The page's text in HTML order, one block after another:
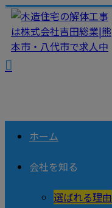
ホーム
会社を知る
選ばれる理由